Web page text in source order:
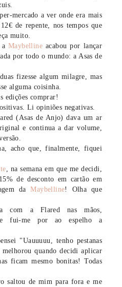
mercado a ver onde era mais
de repente, nos tempos que
muito.
aMaybelline acabou por lançar
por todo o mundo: a Asas de
fizesse algum milagre, mas
alguma coisinha.
edições comprar!
Li opiniões negativas.
(Asas de Anjo) dava um ar
e continua a dar volume,
acho que, finalmente, fiquei
, na semana em que me decidi,
de desconto em cartão em
daMaybelline! Olha que
com a Flared nas mãos,
fui-me por ao espelho a
"Uauuuuu, tenho pestanas
quando decidi aplicar
ficam mesmo bonitas! Todas
saltou de mim para fora e me